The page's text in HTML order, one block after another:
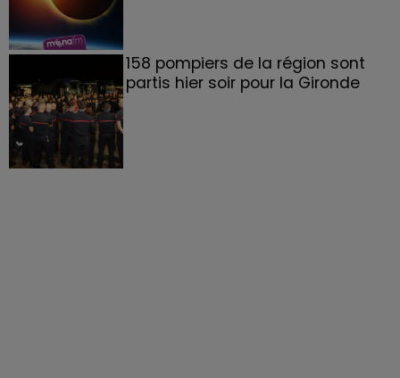
158 pompiers de la région sont
partis hier soir pour la Gironde